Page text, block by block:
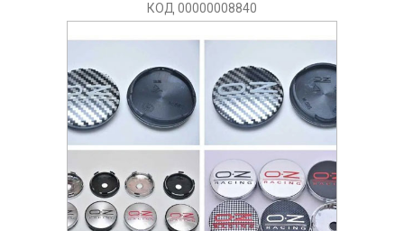
КОД 00000008840